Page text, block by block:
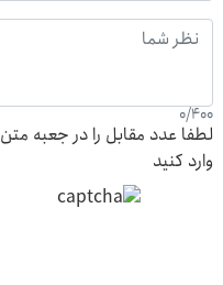
0/400
لطفا عدد مقابل را در جعبه متن
وارد کنید